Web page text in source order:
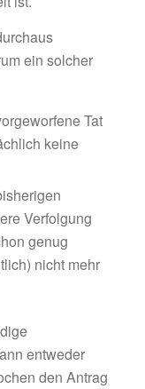
ein solcher
Tat
keine
Verfolgung
genug
nicht mehr
entweder
den Antrag